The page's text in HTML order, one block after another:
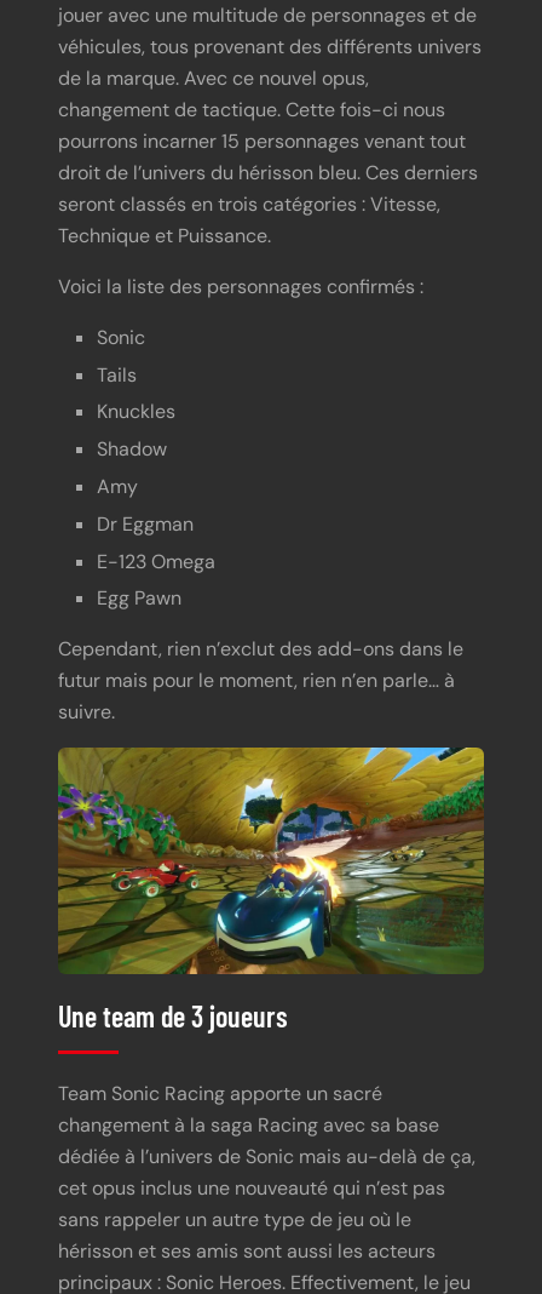
jouer avec une multitude de personnages et de
véhicules, tous provenant des différents univers
de la marque. Avec ce nouvel opus,
changement de tactique. Cette fois-ci nous
pourrons incarner 15 personnages venant tout
droit de l’univers du hérisson bleu. Ces derniers
seront classés en trois catégories : Vitesse,
Technique et Puissance.
Voici la liste des personnages confirmés :
Sonic
Tails
Knuckles
Shadow
Amy
Dr Eggman
E-123 Omega
Egg Pawn
Cependant, rien n’exclut des add-ons dans le
futur mais pour le moment, rien n’en parle… à
suivre.
Une team de 3 joueurs
Team Sonic Racing apporte un sacré
changement à la saga Racing avec sa base
dédiée à l’univers de Sonic mais au-delà de ça,
cet opus inclus une nouveauté qui n’est pas
sans rappeler un autre type de jeu où le
hérisson et ses amis sont aussi les acteurs
principaux : Sonic Heroes. Effectivement, le jeu